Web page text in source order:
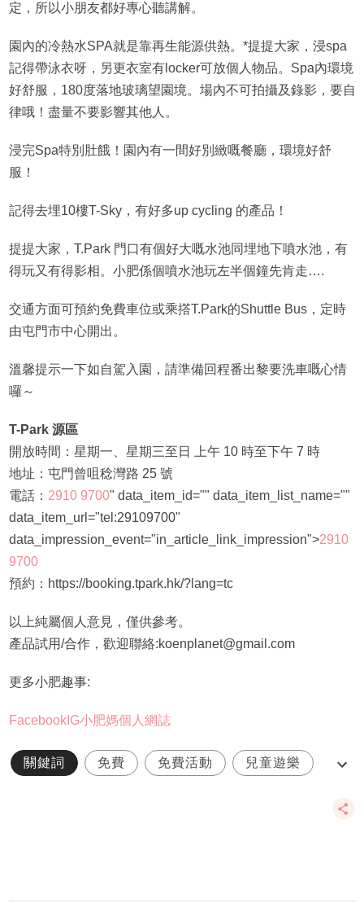
定，所以小朋友都好專心聽講解。
園內的冷熱水SPA就是靠再生能源供熱。*提提大家，浸spa
記得帶泳衣呀，另更衣室有locker可放個人物品。Spa內環境
好舒服，180度落地玻璃望園境。場內不可拍攝及錄影，要自
律哦！盡量不要影響其他人。
浸完Spa特別肚餓！園內有一間好別緻嘅餐廳，環境好舒
服！
記得去埋10樓T-Sky，有好多up cycling 的產品！
提提大家，T.Park 門口有個好大嘅水池同埋地下噴水池，有
得玩又有得影相。小肥係個噴水池玩左半個鐘先肯走….
交通方面可預約免費車位或乘撘T.Park的Shuttle Bus，定時
由屯門市中心開出。
溫馨提示一下如自駕入園，請準備回程番出黎要洗車嘅心情
囉～
T-Park 源區
開放時間：星期一、星期三至日 上午 10 時至下午 7 時
地址：屯門曾咀稔灣路 25 號
電話： 2910 9700" data_item_id="" data_item_list_name=""
data_item_url="tel:29109700"
data_impression_event="in_article_link_impression">2910
9700
預約：https://booking.tpark.hk/?lang=tc
以上純屬個人意見，僅供參考。
產品試用/合作，歡迎聯絡:koenplanet@gmail.com
更多小肥趣事:
FacebookIG小肥媽個人網誌
關鍵詞 免費 免費活動 兒童遊樂